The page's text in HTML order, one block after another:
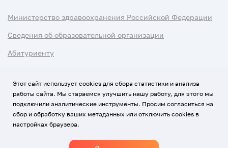
Министерство здравоохранения Российской Федерации
Сведения об образовательной организации
Абитуриенту
Использование Cookies
Политика обработки персональных данных
Этот сайт использует cookies для сбора статистики и анализа
работы сайта. Мы стараемся улучшить нашу работу, для этого мы
подключили аналитические инструменты. Просим согласиться на
сбор и обработку ваших метаданных или отключить cookies в
настройках браузера.